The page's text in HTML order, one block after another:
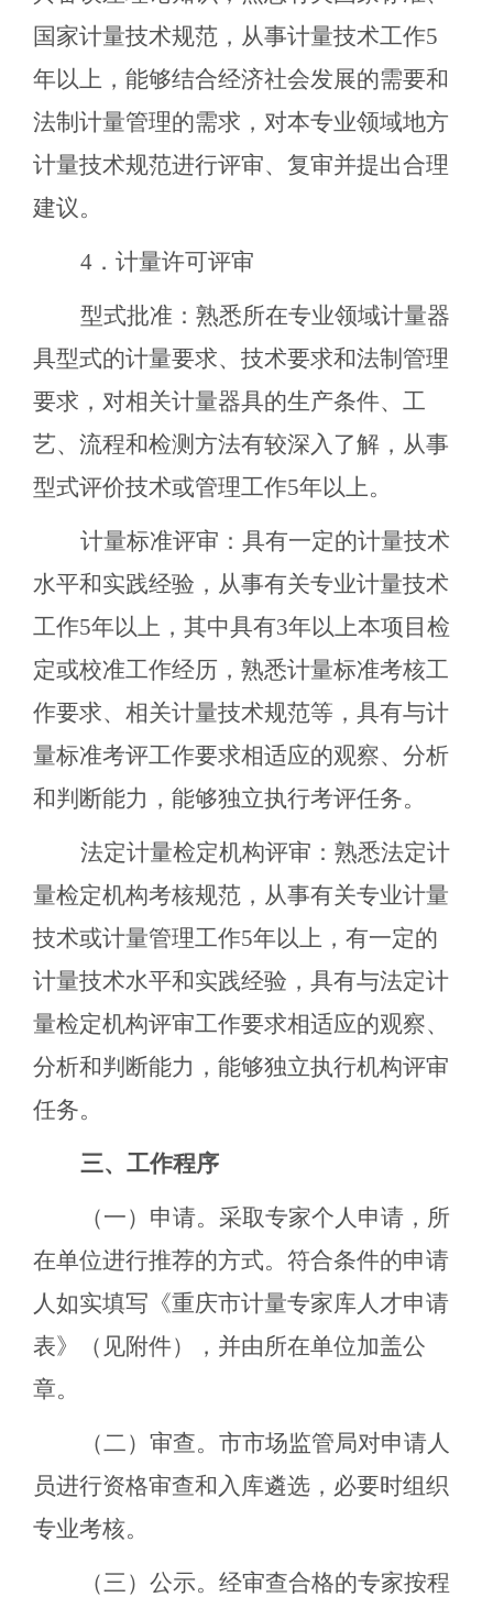
国家计量技术规范，从事计量技术工作5
年以上，能够结合经济社会发展的需要和
法制计量管理的需求，对本专业领域地方
计量技术规范进行评审、复审并提出合理
建议。
4．计量许可评审
型式批准：熟悉所在专业领域计量器
具型式的计量要求、技术要求和法制管理
要求，对相关计量器具的生产条件、工
艺、流程和检测方法有较深入了解，从事
型式评价技术或管理工作5年以上。
计量标准评审：具有一定的计量技术
水平和实践经验，从事有关专业计量技术
工作5年以上，其中具有3年以上本项目检
定或校准工作经历，熟悉计量标准考核工
作要求、相关计量技术规范等，具有与计
量标准考评工作要求相适应的观察、分析
和判断能力，能够独立执行考评任务。
法定计量检定机构评审：熟悉法定计
量检定机构考核规范，从事有关专业计量
技术或计量管理工作5年以上，有一定的
计量技术水平和实践经验，具有与法定计
量检定机构评审工作要求相适应的观察、
分析和判断能力，能够独立执行机构评审
任务。
三、工作程序
（一）申请。采取专家个人申请，所
在单位进行推荐的方式。符合条件的申请
人如实填写《重庆市计量专家库人才申请
表》（见附件），并由所在单位加盖公
章。
（二）审查。市市场监管局对申请人
员进行资格审查和入库遴选，必要时组织
专业考核。
（三）公示。经审查合格的专家按程